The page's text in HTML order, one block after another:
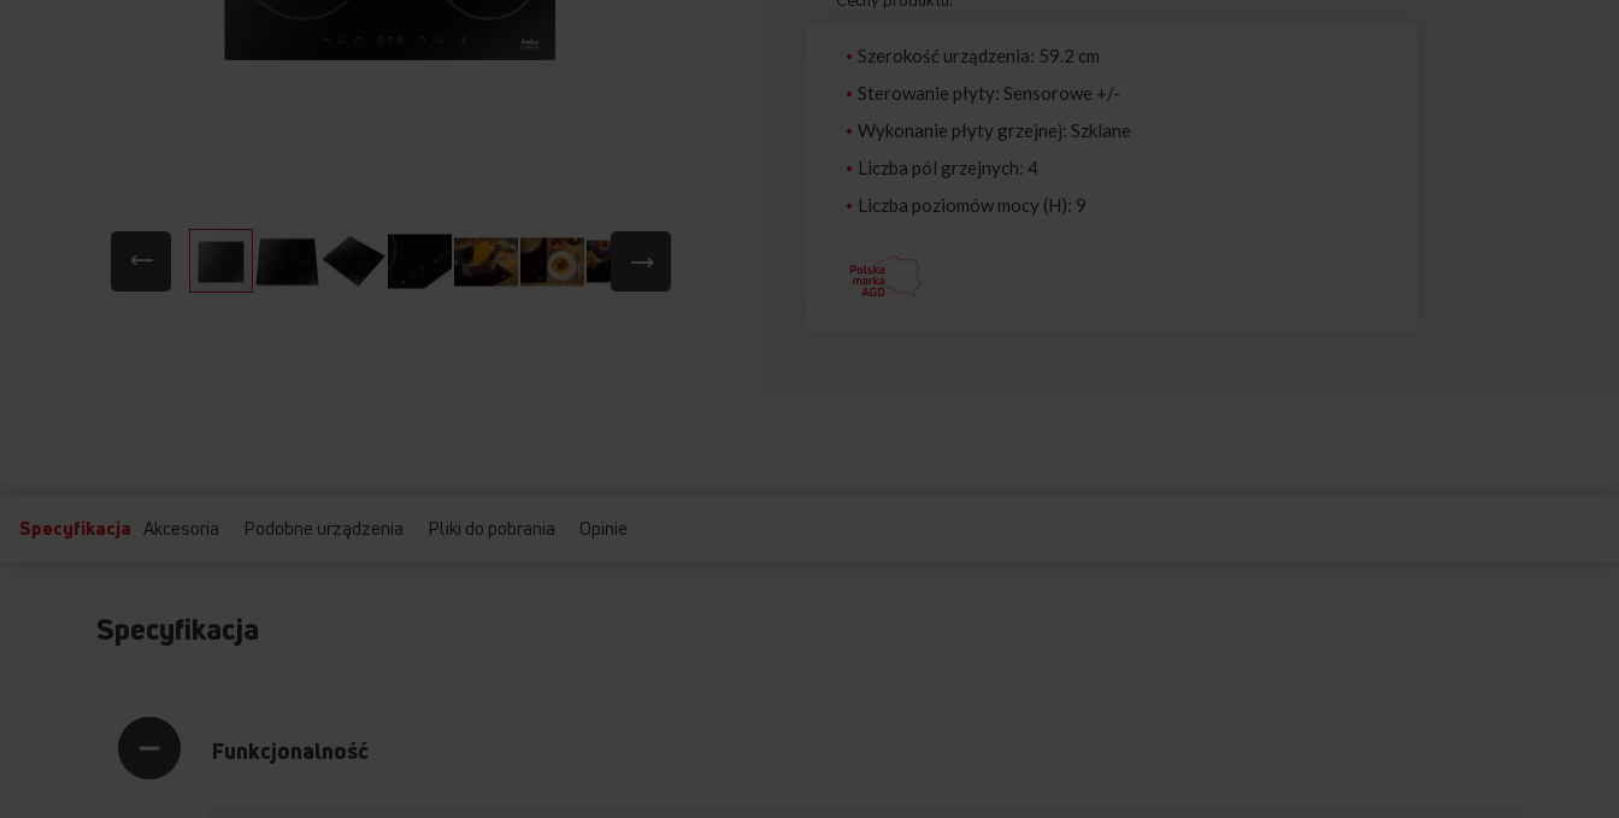
Szerokość urządzenia: 59.2 cm
Sterowanie płyty: Sensorowe +/-
Wykonanie płyty grzejnej: Szklane
Liczba pól grzejnych: 4
Liczba poziomów mocy (H): 9
Specyfikacja Akcesoria Podobne urządzenia Pliki do pobrania Opinie
Specyfikacja
Funkcjonalność